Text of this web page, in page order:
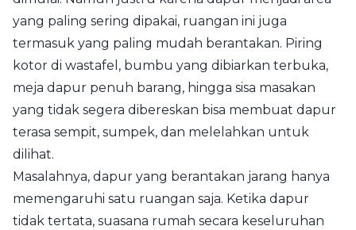
yang paling sering dipakai, ruangan ini juga
termasuk yang paling mudah berantakan. Piring
kotor di wastafel, bumbu yang dibiarkan terbuka,
meja dapur penuh barang, hingga sisa masakan
yang tidak segera dibereskan bisa membuat dapur
terasa sempit, sumpek, dan melelahkan untuk
dilihat.
Masalahnya, dapur yang berantakan jarang hanya
memengaruhi satu ruangan saja. Ketika dapur
tidak tertata, suasana rumah secara keseluruhan